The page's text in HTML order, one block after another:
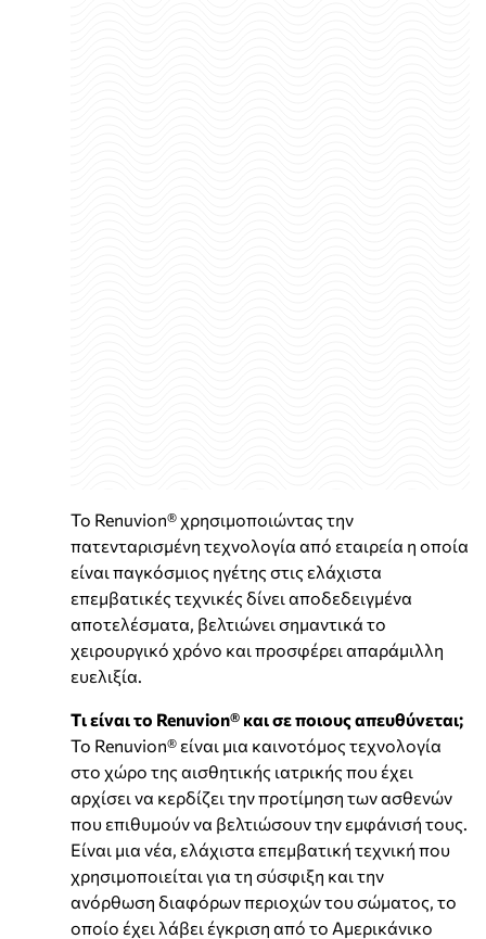
Το Renuvion® χρησιμοποιώντας την
πατενταρισμένη τεχνολογία από εταιρεία η οποία
είναι παγκόσμιος ηγέτης στις ελάχιστα
επεμβατικές τεχνικές δίνει αποδεδειγμένα
αποτελέσματα, βελτιώνει σημαντικά το
χειρουργικό χρόνο και προσφέρει απαράμιλλη
ευελιξία.
Tι είναι το Renuvion® και σε ποιους απευθύνεται;
Το Renuvion® είναι μια καινοτόμος τεχνολογία
στο χώρο της αισθητικής ιατρικής που έχει
αρχίσει να κερδίζει την προτίμηση των ασθενών
που επιθυμούν να βελτιώσουν την εμφάνισή τους.
Είναι μια νέα, ελάχιστα επεμβατική τεχνική που
χρησιμοποιείται για τη σύσφιξη και την
ανόρθωση διαφόρων περιοχών του σώματος, το
οποίο έχει λάβει έγκριση από το Αμερικάνικο